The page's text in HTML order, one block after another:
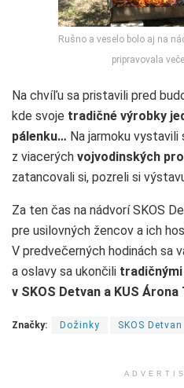
Rušno a veselo bolo aj na
pripravovala
Na chvíľu sa pristavili pred
kde svoje tradičné výrobky
pálenku… Na jarmoku
z viacerých vojvodinských
zatancovali si, pozreli si
Za ten čas na nádvorí SKOS
pre usilovných žencov a ich
V predvečerných hodinách sa
a oslavy sa ukončili
v SKOS Detvan a KUS Árona
Značky: Dožinky SKOS Detvan